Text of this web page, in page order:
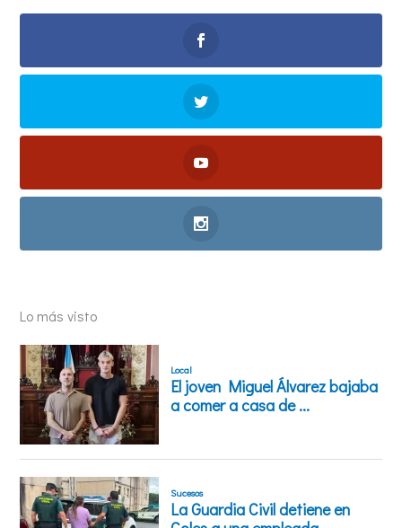
Lo más visto